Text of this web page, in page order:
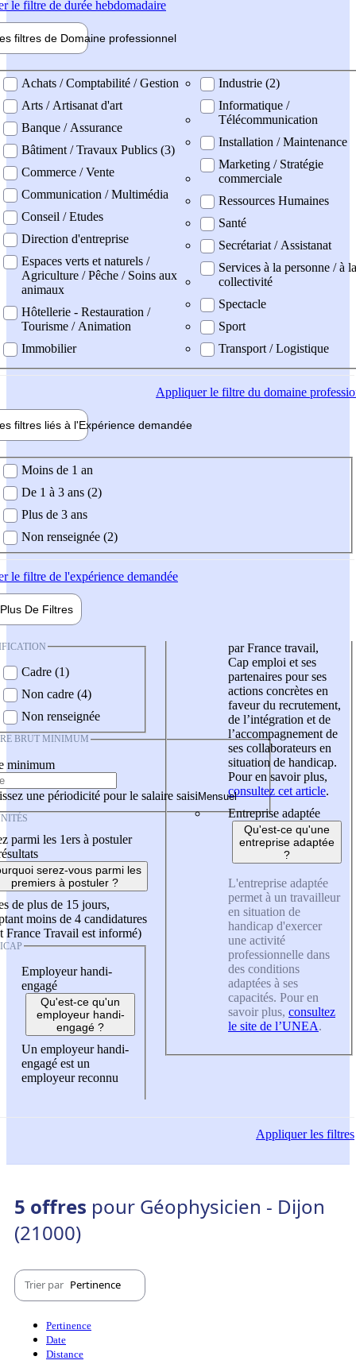
le filtre de durée hebdomadaire
filtres de Domaine professionnel
professionel
Achats / Comptabilité / Gestion
Arts / Artisanat d'art
Banque / Assurance
Bâtiment / Travaux Publics (3)
Commerce / Vente
Communication / Multimédia
Conseil / Etudes
Direction d'entreprise
Espaces verts et naturels /
Agriculture / Pêche / Soins aux
animaux
Hôtellerie - Restauration /
Tourisme / Animation
Immobilier
Industrie (2)
Informatique /
Télécommunication
Installation / Maintenance
Marketing / Stratégie
commerciale
Ressources Humaines
Santé
Secrétariat / Assistanat
Services à la personne / à la
collectivité
Spectacle
Sport
Transport / Logistique
Appliquerle filtre du domaine
filtres liés à l'Expérience demandée
demandée
Moins de 1 an
De 1 à 3 ans (2)
Plus de 3 ans
Non renseignée (2)
le filtre de l'expérience demandée
Plus De Filtres
Cadre (1)
Non cadre (4)
Non renseignée
BRUT MINIMUM
minimum
une périodicité pour le salaire saisi
parmi les 1ers à postuler
serez-vous parmi les
premiers à postuler ?
de plus de 15 jours,
moins de 4 candidatures
France Travail est informé)
Employeur handi-
engagé
Qu'est-ce qu'un
employeur handi-
engagé ?
Un employeur handi-
engagé est un
employeur reconnu
par France travail,
Cap emploi et ses
partenaires pour ses
actions concrètes en
faveur du recrutement,
de l’intégration et de
l’accompagnement de
ses collaborateurs en
situation de handicap.
Pour en savoir plus,
consultez cet article.
Entreprise adaptée
Qu'est-ce qu'une
entreprise adaptée
?
L'entreprise adaptée
permet à un travailleur
en situation de
handicap d'exercer
une activité
professionnelle dans
des conditions
adaptées à ses
capacités. Pour en
savoir plus, consultez
le site de l’UNEA.
Appliquerles filtres
5 offres pour Géophysicien - Dijon
(21000)
Trier par Pertinence
Pertinence
Date
Distance